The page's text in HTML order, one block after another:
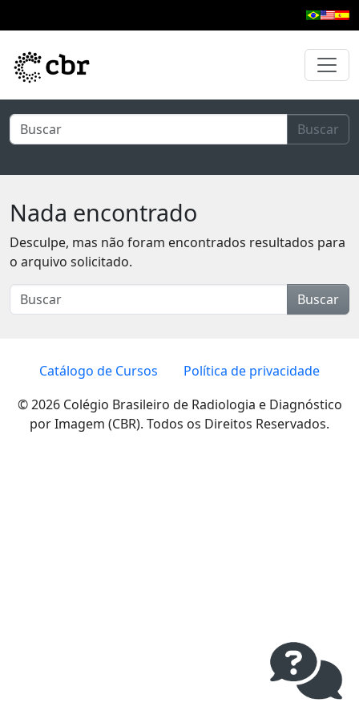
Buscar
Nada encontrado
Desculpe, mas não foram encontrados resultados para
o arquivo solicitado.
Buscar
Catálogo de Cursos
Política de privacidade
© 2026 Colégio Brasileiro de Radiologia e Diagnóstico
por Imagem (CBR). Todos os Direitos Reservados.